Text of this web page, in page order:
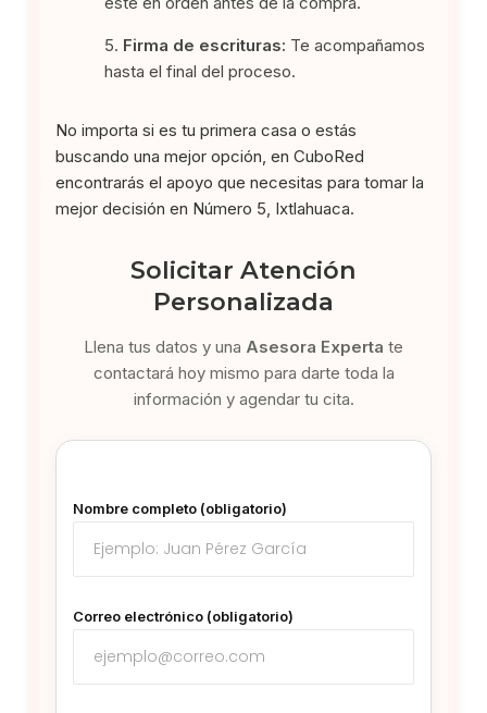
Firma de escrituras: Te acompañamos
hasta el final del proceso.
No importa si es tu primera casa o estás
buscando una mejor opción, en CuboRed
encontrarás el apoyo que necesitas para tomar la
mejor decisión en Número 5, Ixtlahuaca.
Solicitar Atención
Personalizada
Llena tus datos y una Asesora Experta te
contactará hoy mismo para darte toda la
información y agendar tu cita.
Nombre completo (obligatorio)
Correo electrónico (obligatorio)